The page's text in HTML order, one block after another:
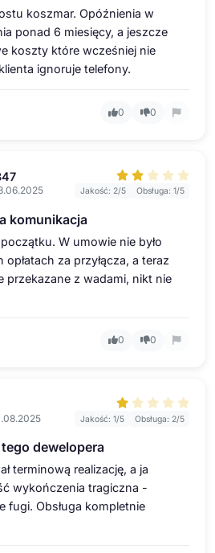
koszmar. Opóźnienia w
ponad 6 miesięcy, a jeszcze
koszty które wcześniej nie
ignoruje telefony.
0 0
Jakość: 2/5 Obsługa: 1/5
komunikacja
W umowie nie było
za przyłącza, a teraz
przekazane z wadami, nikt nie
0 0
Jakość: 1/5 Obsługa: 2/5
tego dewelopera
terminową realizację, a ja
wykończenia tragiczna -
fugi. Obsługa kompletnie